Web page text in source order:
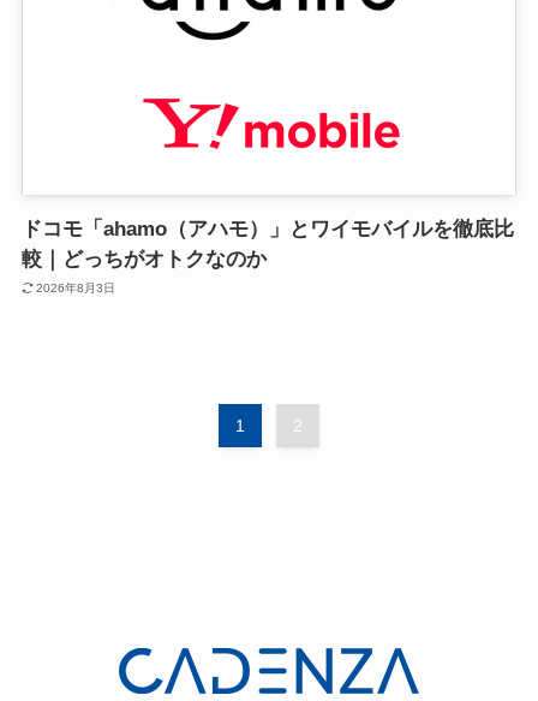
ドコモ「ahamo（アハモ）」とワイモバイルを徹底比
較｜どっちがオトクなのか
2026年8月3日
1 2